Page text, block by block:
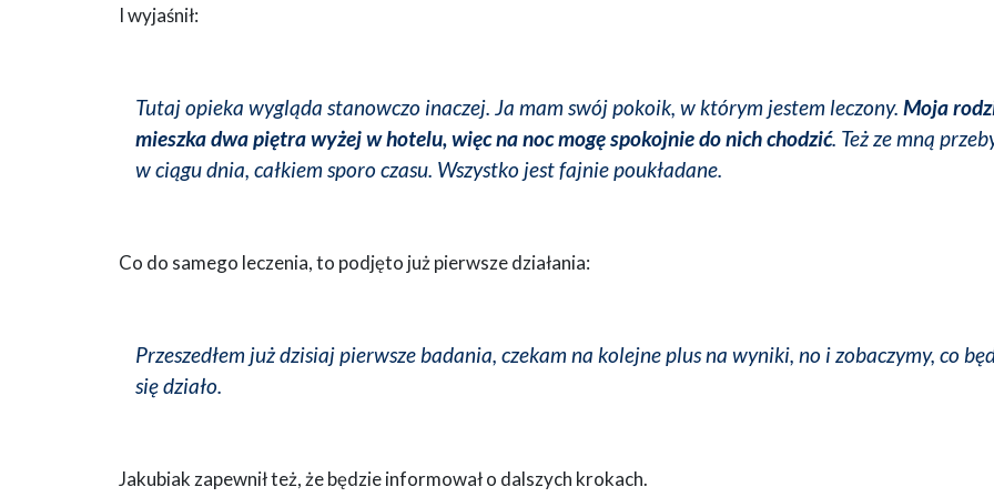
I wyjaśnił:
Tutaj opieka wygląda stanowczo inaczej. Ja mam swój pokoik, w którym jestem leczony. Moja
mieszka dwa piętra wyżej w hotelu, więc na noc mogę spokojnie do nich chodzić. Też ze mną
w ciągu dnia, całkiem sporo czasu. Wszystko jest fajnie poukładane.
Co do samego leczenia, to podjęto już pierwsze działania:
Przeszedłem już dzisiaj pierwsze badania, czekam na kolejne plus na wyniki, no i zobaczymy, co
się działo.
Jakubiak zapewnił też, że będzie informował o dalszych krokach.